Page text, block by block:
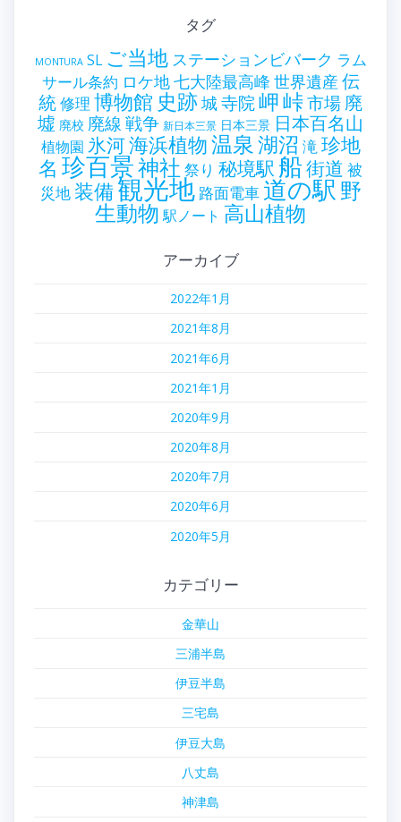
タグ
MONTURA SL ご当地 ステーションビバーク ラム
サール条約 ロケ地七大陸最高峰 世界遺産 伝
統修理 博物館 史跡城寺院岬峠市場 廃
墟 廃校 廃線戦争 新日本三景 日本三景 日本百名山
植物園 氷河海浜植物温泉湖沼 滝 珍地
名 珍百景神社 祭り 秘境駅 船街道 被
災地 装備観光地 路面電車道の駅 野
生動物 駅ノート 高山植物
アーカイブ
2022年1月
2021年8月
2021年6月
2021年1月
2020年9月
2020年8月
2020年7月
2020年6月
2020年5月
カテゴリー
金華山
三浦半島
伊豆半島
三宅島
伊豆大島
八丈島
神津島